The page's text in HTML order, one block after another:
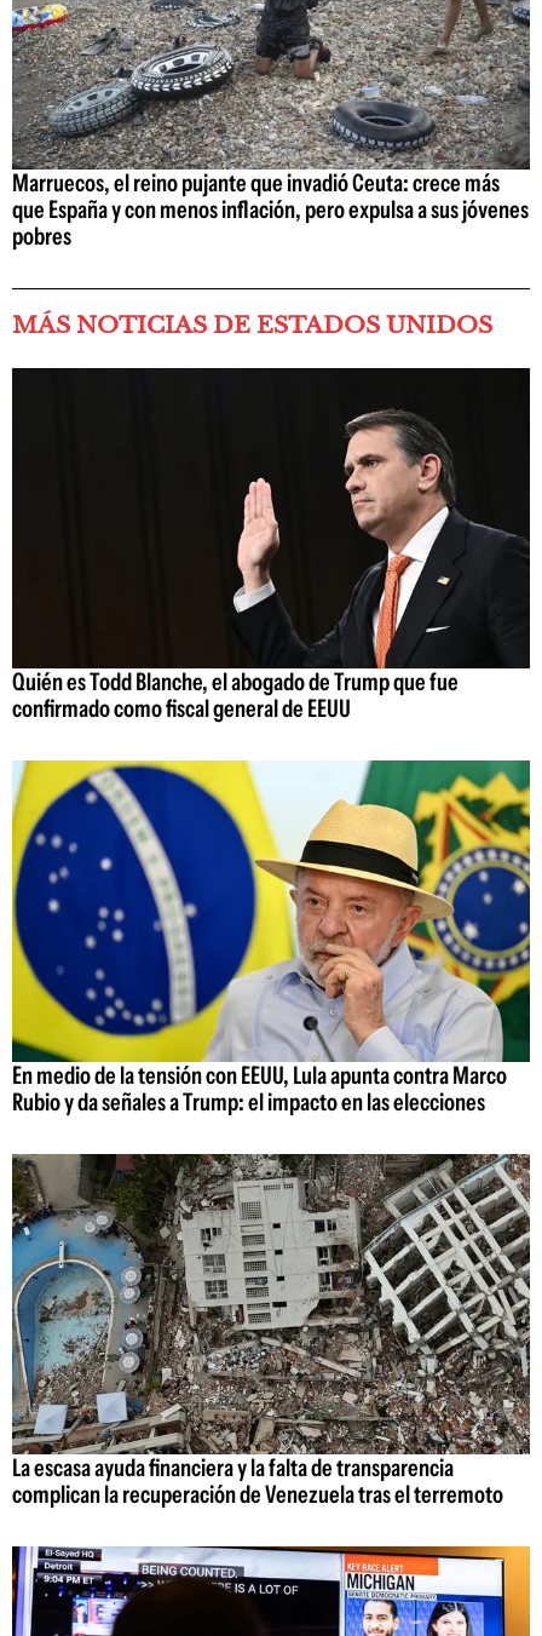
Marruecos, el reino pujante que invadió Ceuta: crece más
que España y con menos inflación, pero expulsa a sus jóvenes
pobres
MÁS NOTICIAS DE ESTADOS UNIDOS
Quién es Todd Blanche, el abogado de Trump que fue
confirmado como fiscal general de EEUU
En medio de la tensión con EEUU, Lula apunta contra Marco
Rubio y da señales a Trump: el impacto en las elecciones
La escasa ayuda financiera y la falta de transparencia
complican la recuperación de Venezuela tras el terremoto